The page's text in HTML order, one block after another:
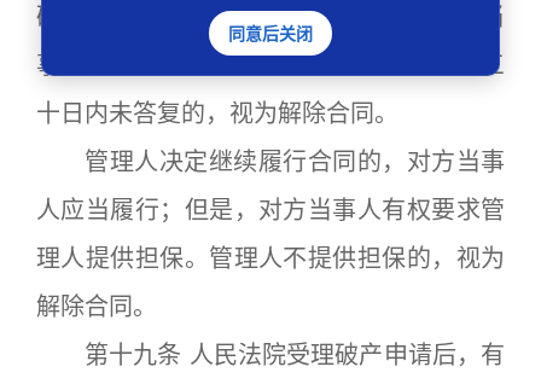
破产申请受理之日起二个月内未通知对方当
事人，或者自收到对方当事人催告之日起三
十日内未答复的，视为解除合同。
管理人决定继续履行合同的，对方当事
人应当履行；但是，对方当事人有权要求管
理人提供担保。管理人不提供担保的，视为
解除合同。
第十九条 人民法院受理破产申请后，有
同意后关闭